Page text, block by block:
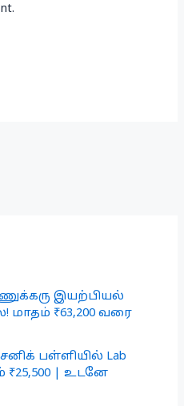
இயற்பியல்
மாதம் ₹63,200 வரை
பள்ளியில் Lab
₹25,500 | உடனே